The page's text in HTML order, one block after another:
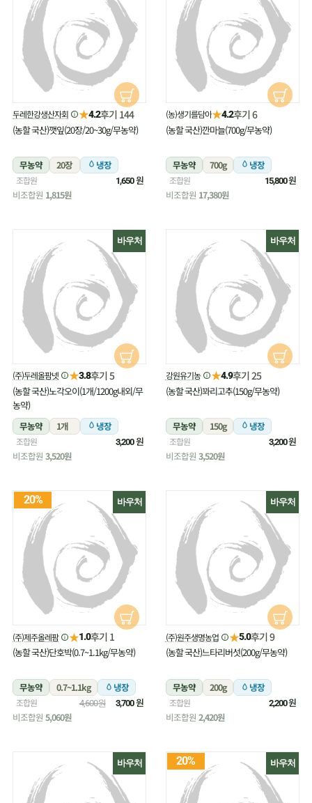
(농)생기를담아★4.2후기 6
(농할 국산)깐마늘(700g/무농약)
무농약 700g 냉장
조합원 15,800원
비조합원 17,380원
두레한강생산자회 ★4.2후기 144
(농할 국산)깻잎(20장/20~30g/무농약)
무농약 20장 냉장
조합원 1,650원
비조합원 1,815원
바우처
강원유기농 ★4.9후기 25
(농할 국산)꽈리고추(150g/무농약)
무농약 150g 냉장
조합원 3,200원
비조합원 3,520원
바우처
(주)두레올팜넷 ★3.8후기 5
(농할 국산)노각오이(1개/1200g내외/무
농약)
무농약
1개 냉장
조합원 3,200원
비조합원 3,520원
바우처
(주)원주생명농업 ★5.0후기 9
(농할 국산)느타리버섯(200g/무농약)
무농약 200g 냉장
조합원 2,200원
비조합원 2,420원
바우처
20%
(주)제주올레팜 ★1.0후기 1
(농할 국산)단호박(0.7~1.1kg/무농약)
무농약 0.7~1.1kg 냉장
조합원 4,600원 3,700원
비조합원 5,060원
바우처
20%
바우처